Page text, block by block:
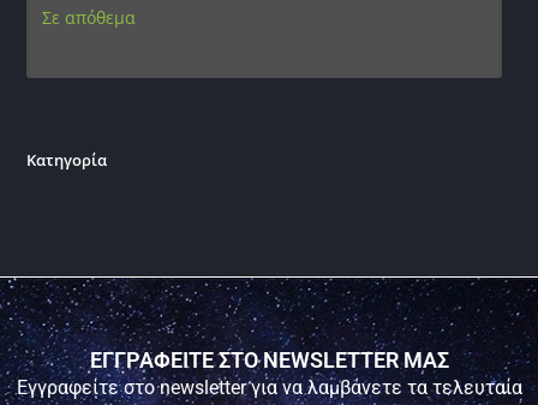
Σε απόθεμα
Κατηγορία
ΕΓΓΡΑΦΕΙΤΕ ΣΤΟ NEWSLETTER ΜΑΣ
Εγγραφείτε στο newsletter για να λαμβάνετε τα τελευταία